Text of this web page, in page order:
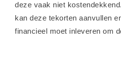
deze vaak niet
kan deze tekorten aanvullen
financieel moet inleveren om